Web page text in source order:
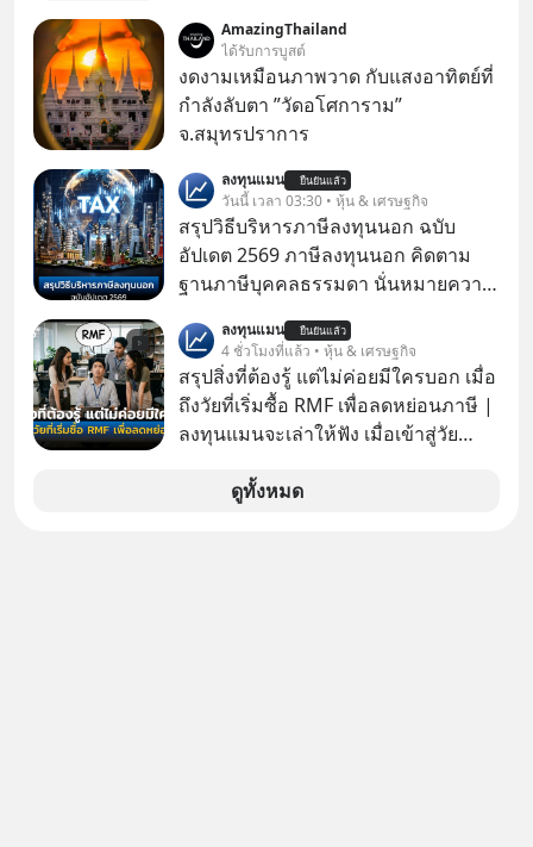
ป๊าผมเห็นโปสเตอร์หนังเรื่องนี้หลาย
เดือนก่อนและอยากดูมาก ด้วยเพราะว่า
อากงก็มาจากเมืองจีน ป๊าก็พูดแต้จิ๋วได้
มีเรื่องราวมีความผูกพันที่ได้ยินตั้งแต่
AmazingThailand
ได้รับการบูสต์
งดงามเหมือนภาพวาด กับแสงอาทิตย์ที่
กำลังลับตา ”วัดอโศการาม”
จ.สมุทรปราการ
ลงทุนแมน ยืนยันแล้ว
วันนี้ เวลา 03:30 • หุ้น & เศรษฐกิจ
สรุปวิธีบริหารภาษีลงทุนนอก ฉบับ
อัปเดต 2569 ภาษีลงทุนนอก คิดตาม
ฐานภาษีบุคคลธรรมดา นั่นหมายความ
ลงทุนแมน ยืนยันแล้ว
4 ชั่วโมงที่แล้ว • หุ้น & เศรษฐกิจ
สรุปสิ่งที่ต้องรู้ แต่ไม่ค่อยมีใครบอก เมื่อ
ถึงวัยที่เริ่มซื้อ RMF เพื่อลดหย่อนภาษี |
ลงทุนแมนจะเล่าให้ฟัง เมื่อเข้าสู่วัย
ดูทั้งหมด